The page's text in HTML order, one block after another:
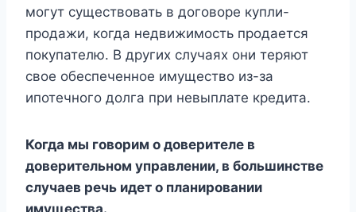
могут существовать в договоре купли-
продажи, когда недвижимость продается
покупателю. В других случаях они теряют
свое обеспеченное имущество из-за
ипотечного долга при невыплате кредита.
Когда мы говорим о доверителе в
доверительном управлении, в большинстве
случаев речь идет о планировании